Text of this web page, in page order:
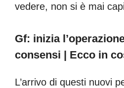
vedere, non si è mai
Gf: inizia
consensi | Ecco in
L’arrivo di questi nuovi